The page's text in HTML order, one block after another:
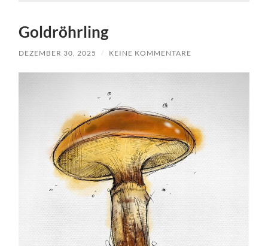
Goldröhrling
DEZEMBER 30, 2025 / KEINE KOMMENTARE